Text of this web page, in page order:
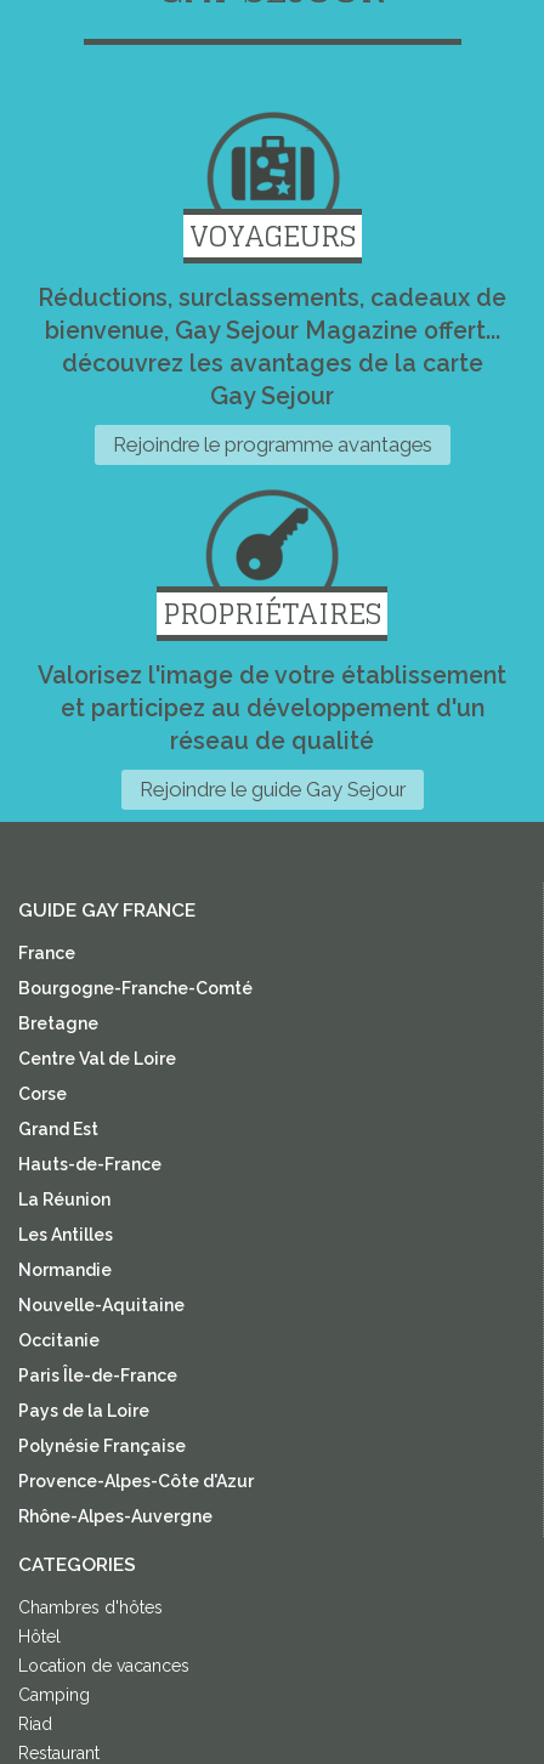
VOYAGEURS
Réductions, surclassements, cadeaux de
bienvenue, Gay Sejour Magazine offert...
découvrez les avantages de la carte
Gay Sejour
Rejoindre le programme avantages
PROPRIÉTAIRES
Valorisez l'image de votre établissement
et participez au développement d'un
réseau de qualité
Rejoindre le guide Gay Sejour
GUIDE GAY FRANCE
France
Bourgogne-Franche-Comté
Bretagne
Centre Val de Loire
Corse
Grand Est
Hauts-de-France
La Réunion
Les Antilles
Normandie
Nouvelle-Aquitaine
Occitanie
Paris Île-de-France
Pays de la Loire
Polynésie Française
Provence-Alpes-Côte d'Azur
Rhône-Alpes-Auvergne
CATEGORIES
Chambres d'hôtes
Hôtel
Location de vacances
Camping
Riad
Restaurant